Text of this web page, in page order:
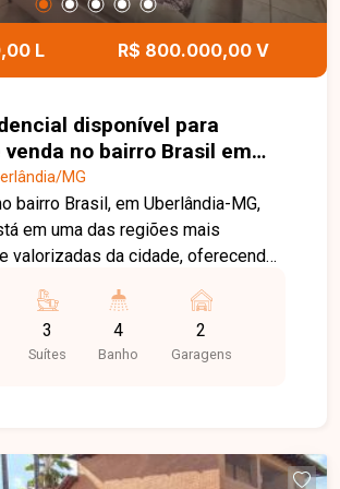
L R$ 800.000,00 V
disponível para
no bairro Brasil em
MG MG
bairro Brasil, em Uberlândia-MG,
em uma das regiões mais
valorizadas da cidade, oferecendo
com supermercados, escolas,
e diversos serviços
praticidade e
piso térreo, conta com sala,
3
Suítes
4
Banho
2
Garagens